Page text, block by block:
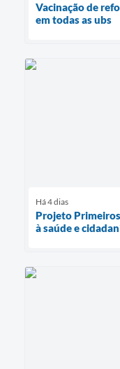
Vacinação de
em todas as ubs
Há 4 dias
Projeto
à saúde e